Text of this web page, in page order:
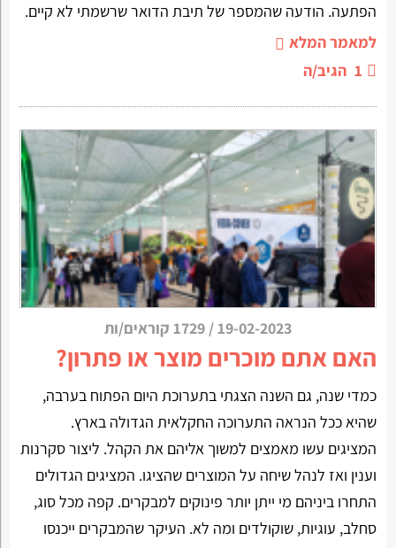
הפתעה. הודעה שהמספר של תיבת הדואר שרשמתי לא קיים.
למאמר המלא
1 הגיב/ה
19-02-2023
/ 1729 קוראים/ות
האם אתם מוכרים מוצר או פתרון?
כמדי שנה, גם השנה הצגתי בתערוכת היום הפתוח בערבה,
שהיא ככל הנראה התערוכה החקלאית הגדולה בארץ.
המציגים עשו מאמצים למשוך אליהם את הקהל. ליצור סקרנות
וענין ואז לנהל שיחה על המוצרים שהציגו. המציגים הגדולים
התחרו ביניהם מי ייתן יותר פינוקים למבקרים. קפה מכל סוג,
סחלב, עוגיות, שוקולדים ומה לא. העיקר שהמבקרים ייכנסו